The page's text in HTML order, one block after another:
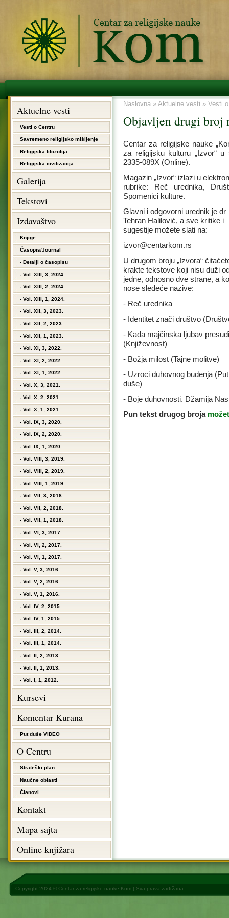
Aktuelne vesti
Vesti o Centru
Savremeno religijsko mišljenje
Religijska filozofija
Religijska civilizacija
Galerija
Tekstovi
Izdavaštvo
Knjige
Časopis/Journal
- Detalji o časopisu
- Vol. XIII, 3, 2024.
- Vol. XIII, 2, 2024.
- Vol. XIII, 1, 2024.
- Vol. XII, 3, 2023.
- Vol. XII, 2, 2023.
- Vol. XII, 1, 2023.
- Vol. XI, 3, 2022.
- Vol. XI, 2, 2022.
- Vol. XI, 1, 2022.
- Vol. X, 3, 2021.
- Vol. X, 2, 2021.
- Vol. X, 1, 2021.
- Vol. IX, 3, 2020.
- Vol. IX, 2, 2020.
- Vol. IX, 1, 2020.
- Vol. VIII, 3, 2019.
- Vol. VIII, 2, 2019.
- Vol. VIII, 1, 2019.
- Vol. VII, 3, 2018.
- Vol. VII, 2, 2018.
- Vol. VII, 1, 2018.
- Vol. VI, 3, 2017.
- Vol. VI, 2, 2017.
- Vol. VI, 1, 2017.
- Vol. V, 3, 2016.
- Vol. V, 2, 2016.
- Vol. V, 1, 2016.
- Vol. IV, 2, 2015.
- Vol. IV, 1, 2015.
- Vol. III, 2, 2014.
- Vol. III, 1, 2014.
- Vol. II, 2, 2013.
- Vol. II, 1, 2013.
- Vol. I, 1, 2012.
Kursevi
Komentar Kurana
Put duše VIDEO
O Centru
Strateški plan
Naučne oblasti
Članovi
Kontakt
Mapa sajta
Online knjižara
Naslovna » Aktuelne vesti » Vesti
Objavljen drugi broj
Centar za religijske nauke
za religijsku kulturu „Izvor“
2335-089X (Online).
Magazin „Izvor“ izlazi u
rubrike: Reč urednika,
Spomenici kulture.
Glavni i odgovorni urednik je dr
Tehran Halilović, a sve kritike i
sugestije možete slati na:
izvor@centarkom.rs
U drugom broju „Izvora“
krakte tekstove koji nisu duži
jedne, odnosno dve strane, a
nose sledeće nazive:
- Reč urednika
- Identitet znači društvo
- Kada majčinska ljubav presudi
(Književnost)
- Božja milost (Tajne molitve)
- Uzroci duhovnog buđenja (Put
duše)
- Boje duhovnosti. Džamija
Pun tekst drugog broja
Copyright 2024 © Centar za religijske nauke Kom | Sva prava zadržana